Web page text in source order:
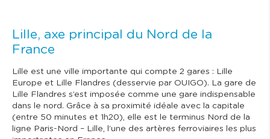
Lille, axe principal du Nord de la
France
Lille est une ville importante qui compte 2 gares : Lille
Europe et Lille Flandres (desservie par OUIGO). La gare de
Lille Flandres s’est imposée comme une gare indispensable
dans le nord. Grâce à sa proximité idéale avec la capitale
(entre 50 minutes et 1h20), elle est le terminus Nord de la
ligne Paris-Nord – Lille, l’une des artères ferroviaires les plus